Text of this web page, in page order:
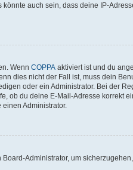
auch sein, dass deine IP-
Wenn COPPA aktiviert ist und du
dies nicht der Fall ist, muss dein
oder ein Administrator. Bei der
ob du deine E-Mail-Adresse korrekt
Administrator.
Administrator, um